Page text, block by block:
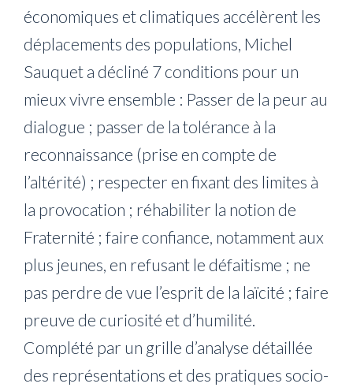
économiques et climatiques accélèrent les
déplacements des populations, Michel
Sauquet a décliné 7 conditions pour un
mieux vivre ensemble : Passer de la peur au
dialogue ; passer de la tolérance à la
reconnaissance (prise en compte de
l’altérité) ; respecter en fixant des limites à
la provocation ; réhabiliter la notion de
Fraternité ; faire confiance, notamment aux
plus jeunes, en refusant le défaitisme ; ne
pas perdre de vue l’esprit de la laïcité ; faire
preuve de curiosité et d’humilité.
Complété par un grille d’analyse détaillée
des représentations et des pratiques socio-